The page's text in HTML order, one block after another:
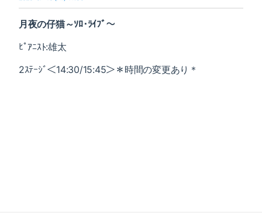
月夜の仔猫～ｿﾛ･ﾗｲﾌﾞ～
ﾋﾟｱﾆｽﾄ:雄太
2ｽﾃｰｼﾞ＜14:30/15:45＞＊時間の変更あり＊